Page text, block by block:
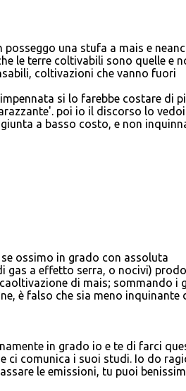
una stufa a mais e
le terre coltivabili sono quelle e
coltivazioni che vanno fuori
si lo farebbe costare di
poi io il discorso lo
a basso costo, e non
ossimo in grado con assoluta
gas a effetto serra, o nocivi)
di mais; sommando i
è falso che sia meno inquinante
in grado io e te di farci
ci comunica i suoi studi. Io do
le emissioni, tu puoi